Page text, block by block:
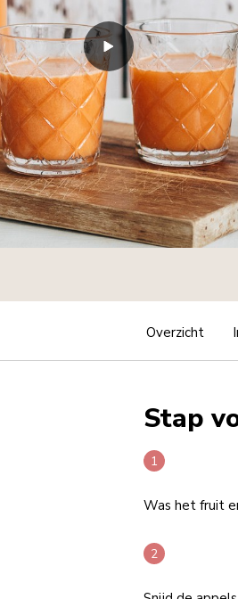
Overzicht
Stap
Was het fruit